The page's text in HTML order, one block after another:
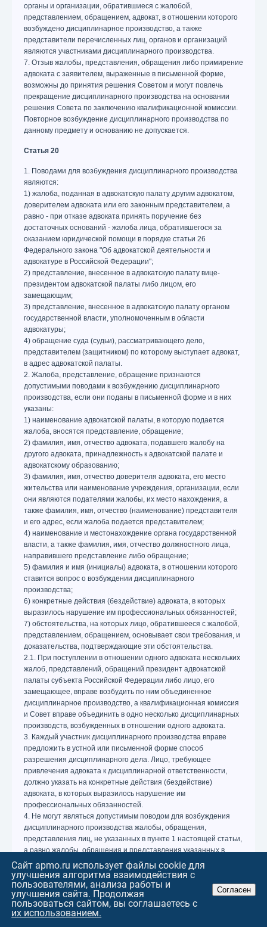
органы и организации, обратившиеся с жалобой,
представлением, обращением, адвокат, в отношении которого
возбуждено дисциплинарное производство, а также
представители перечисленных лиц, органов и организаций
являются участниками дисциплинарного производства.
7. Отзыв жалобы, представления, обращения либо примирение
адвоката с заявителем, выраженные в письменной форме,
возможны до принятия решения Советом и могут повлечь
прекращение дисциплинарного производства на основании
решения Совета по заключению квалификационной комиссии.
Повторное возбуждение дисциплинарного производства по
данному предмету и основанию не допускается.
Статья 20
1. Поводами для возбуждения дисциплинарного производства
являются:
1) жалоба, поданная в адвокатскую палату другим адвокатом,
доверителем адвоката или его законным представителем, а
равно - при отказе адвоката принять поручение без
достаточных оснований - жалоба лица, обратившегося за
оказанием юридической помощи в порядке статьи 26
Федерального закона "Об адвокатской деятельности и
адвокатуре в Российской Федерации";
2) представление, внесенное в адвокатскую палату вице-
президентом адвокатской палаты либо лицом, его
замещающим;
3) представление, внесенное в адвокатскую палату органом
государственной власти, уполномоченным в области
адвокатуры;
4) обращение суда (судьи), рассматривающего дело,
представителем (защитником) по которому выступает адвокат,
в адрес адвокатской палаты.
2. Жалоба, представление, обращение признаются
допустимыми поводами к возбуждению дисциплинарного
производства, если они поданы в письменной форме и в них
указаны:
1) наименование адвокатской палаты, в которую подается
жалоба, вносятся представление, обращение;
2) фамилия, имя, отчество адвоката, подавшего жалобу на
другого адвоката, принадлежность к адвокатской палате и
адвокатскому образованию;
3) фамилия, имя, отчество доверителя адвоката, его место
жительства или наименование учреждения, организации, если
они являются подателями жалобы, их место нахождения, а
также фамилия, имя, отчество (наименование) представителя
и его адрес, если жалоба подается представителем;
4) наименование и местонахождение органа государственной
власти, а также фамилия, имя, отчество должностного лица,
направившего представление либо обращение;
5) фамилия и имя (инициалы) адвоката, в отношении которого
ставится вопрос о возбуждении дисциплинарного
производства;
6) конкретные действия (бездействие) адвоката, в которых
выразилось нарушение им профессиональных обязанностей;
7) обстоятельства, на которых лицо, обратившееся с жалобой,
представлением, обращением, основывает свои требования, и
доказательства, подтверждающие эти обстоятельства.
2.1. При поступлении в отношении одного адвоката нескольких
жалоб, представлений, обращений президент адвокатской
палаты субъекта Российской Федерации либо лицо, его
замещающее, вправе возбудить по ним объединенное
дисциплинарное производство, а квалификационная комиссия
и Совет вправе объединить в одно несколько дисциплинарных
производств, возбужденных в отношении одного адвоката.
3. Каждый участник дисциплинарного производства вправе
предложить в устной или письменной форме способ
разрешения дисциплинарного дела. Лицо, требующее
привлечения адвоката к дисциплинарной ответственности,
должно указать на конкретные действия (бездействие)
адвоката, в которых выразилось нарушение им
профессиональных обязанностей.
4. Не могут являться допустимым поводом для возбуждения
дисциплинарного производства жалобы, обращения,
представления лиц, не указанных в пункте 1 настоящей статьи,
а равно жалобы, обращения и представления указанных в
настоящей статье лиц, основанные на действиях (бездействии)
адвоката (в том числе руководителя адвокатского образования,
подразделения), не связанных с исполнением им
профессиональных обязанностей.
5. Не могут являться допустимым поводом для возбуждения
дисциплинарного производства жалобы и обращения других
Сайт apmo.ru использует файлы cookie для
улучшения алгоритма взаимодействия с
пользователями, анализа работы и
улучшения сайта. Продолжая
пользоваться сайтом, вы соглашаетесь с
их использованием.
Согласен